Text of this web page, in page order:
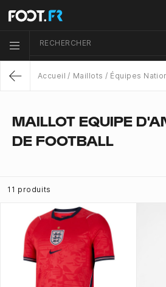
Menu list icon
RECHERCHER
Accueil Maillots Équipes
MAILLOT EQUIPE
DE FOOTBALL
11 produits